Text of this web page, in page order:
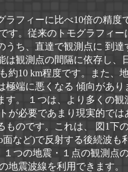
フィーに比べ10倍の精度
す。従来のトモグラフィー
うち、直達で観測点に 到達
観測点の間隔に依存し、
約10 km程度です。また、
極端に悪くなる 傾向があり
す。 １つは、より多くの観
が必要であまり現実的では
のです。これは、 図1下の
など)で反射する後続波も
つの地震・１点の観測点
地震波線を利用できます。